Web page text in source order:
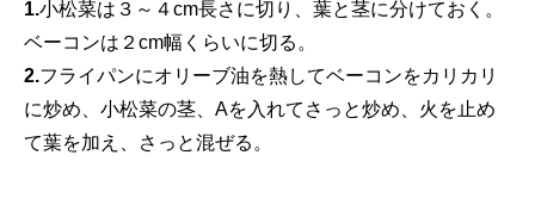
1.小松菜は３～４cm長さに切り、葉と茎に分けておく。
ベーコンは２cm幅くらいに切る。
2.フライパンにオリーブ油を熱してベーコンをカリカリ
に炒め、小松菜の茎、Aを入れてさっと炒め、火を止め
て葉を加え、さっと混ぜる。